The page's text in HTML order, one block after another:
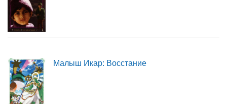
Малыш Икар: Восстание